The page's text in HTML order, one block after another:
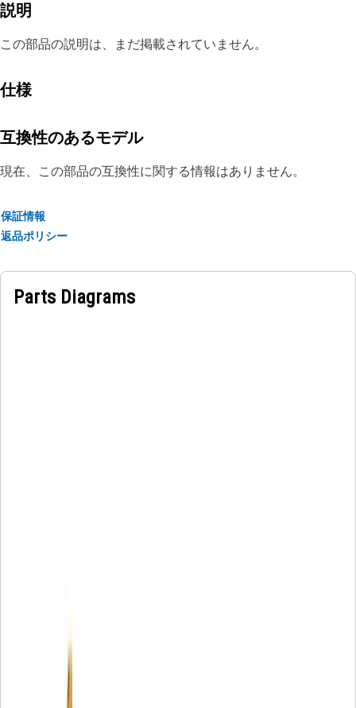
説明
この部品の説明は、まだ掲載されていません。
仕様
互換性のあるモデル
現在、この部品の互換性に関する情報はありません。
保証情報
返品ポリシー
Parts Diagrams